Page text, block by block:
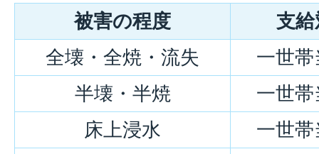
被害の程度
支
全壊・全焼・流失
一世
半壊・半焼
一世
床上浸水
一世